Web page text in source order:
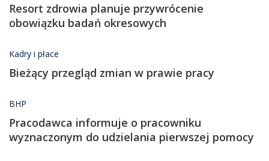
Resort zdrowia planuje przywrócenie
obowiązku badań okresowych
Kadry i płace
Bieżący przegląd zmian w prawie pracy
BHP
Pracodawca informuje o pracowniku
wyznaczonym do udzielania pierwszej pomocy